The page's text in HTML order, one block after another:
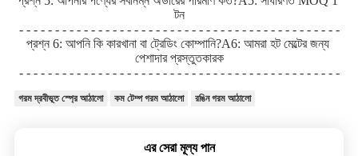
টন
- - - - - - - - - - - - - - - - - - - - - - - - - - - - - - - - - - - - - - - - - - - - -
প্রশ্ন 6: আপনি কি কারখানা বা ট্রেডিং কোম্পানি?A6: আমরা হট মেল্টের জন্য
পেশাদার প্রস্তুতকারক
- - - - - - - - - - - - - - - - - - - - - - - - - - - - - - - - - - - - - - - - - - - - -
গরম দ্রবীভূত স্প্রে আঠালো কম টেম্প গরম আঠালো রঙিন গরম আঠালো
এর সেরা মূল্য পান